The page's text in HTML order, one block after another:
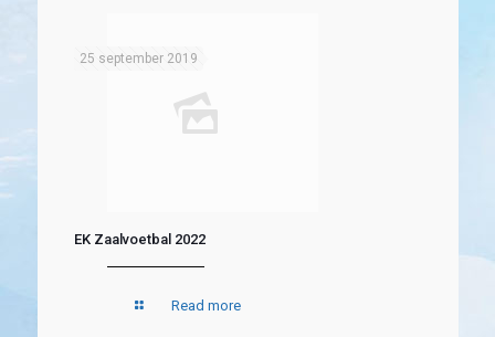
25 september 2019
EK Zaalvoetbal 2022
Read more